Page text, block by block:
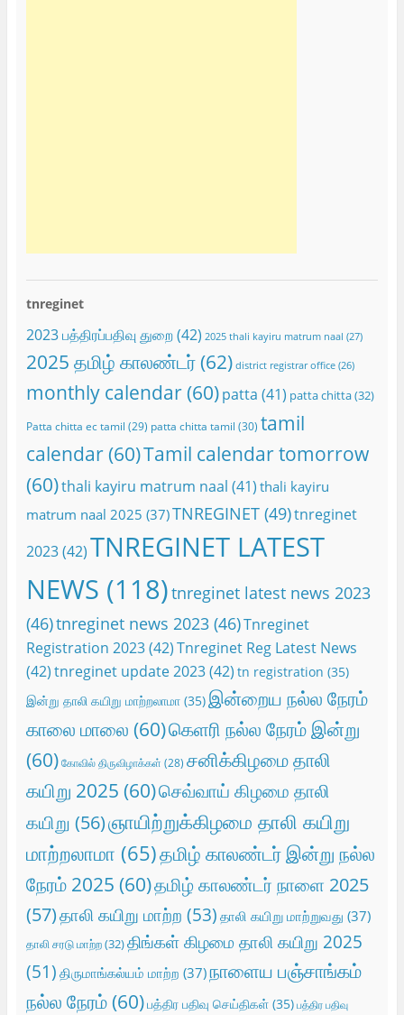
tnreginet
2023 பத்திரப்பதிவு துறை(42) 2025 thali kayiru matrum naal (27)
2025 தமிழ் காலண்டர்(62) district registrar office(26)
monthly calendar(60) patta (41) patta chitta(32)
Patta chitta ec tamil (29) patta chitta tamil (30) tamil
calendar(60)Tamil calendar tomorrow
(60)thali kayiru matrum naal (41) thali kayiru
matrum naal 2025 (37)TNREGINET(49)tnreginet
2023(42)TNREGINET LATEST
NEWS (118)tnreginet latest news 2023
(46)tnreginet news 2023(46)Tnreginet
Registration 2023(42)Tnreginet Reg Latest News
(42)tnreginet update 2023(42) tn registration (35)
இன்று தாலி கயிறு மாற்றலாமா(35)இன்றைய நல்ல நேரம்
காலை மாலை (60)கெளரி நல்ல நேரம் இன்று
(60) கோவில் திருவிழாக்கள் (28) சனிக்கிழமை தாலி
கயிறு 2025 (60)செவ்வாய் கிழமை தாலி
கயிறு (56)ஞாயிற்றுக்கிழமை தாலி கயிறு
மாற்றலாமா (65)தமிழ் காலண்டர் இன்று நல்ல
நேரம் 2025 (60)தமிழ் காலண்டர் நாளை 2025
(57)தாலி கயிறு மாற்ற (53) தாலி கயிறு மாற்றுவது (37)
தாலி சரடு மாற்ற(32)திங்கள் கிழமை தாலி கயிறு 2025
(51) திருமாங்கல்யம் மாற்ற (37)நாளைய பஞ்சாங்கம்
நல்ல நேரம்(60)பத்திர பதிவு செய்திகள்(35) பத்திர பதிவு